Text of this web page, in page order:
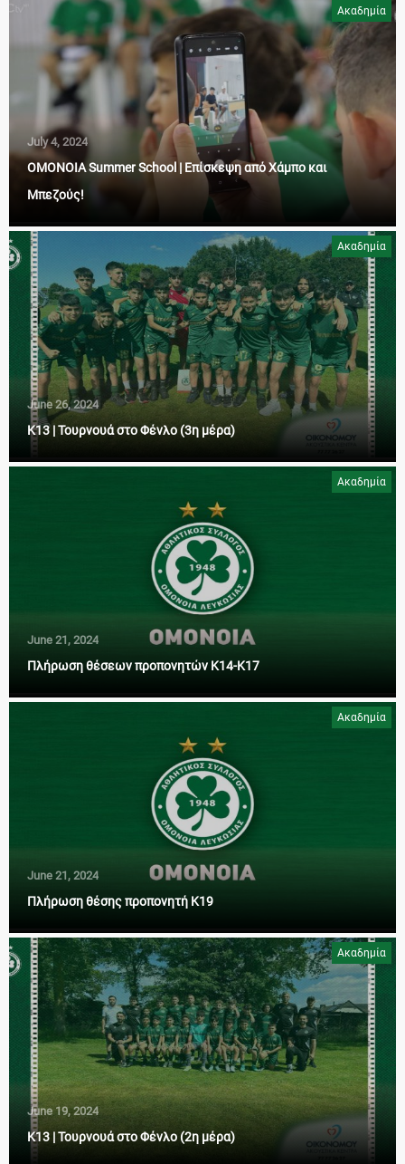
Ακαδημία
July 4, 2024
ΟΜΟΝΟΙΑ Summer School | Επίσκεψη από Χάμπο και
Μπεζούς!
Ακαδημία
June 26, 2024
Κ13 | Τουρνουά στο Φένλο (3η μέρα)
Ακαδημία
June 21, 2024
Πλήρωση θέσεων προπονητών Κ14-Κ17
Ακαδημία
June 21, 2024
Πλήρωση θέσης προπονητή Κ19
Ακαδημία
June 19, 2024
Κ13 | Τουρνουά στο Φένλο (2η μέρα)